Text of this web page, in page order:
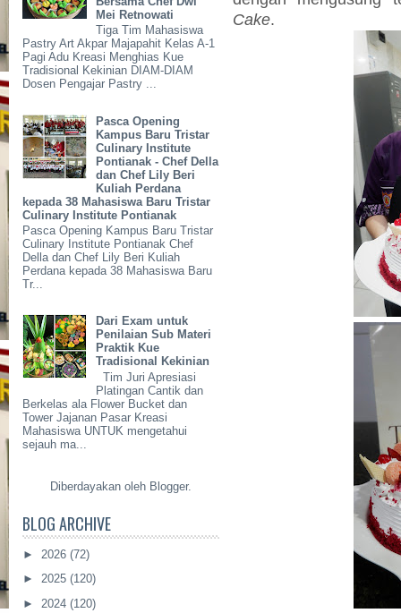
Mei Retnowati
Tiga Tim Mahasiswa
Pastry Art Akpar Majapahit Kelas A-1
Pagi Adu Kreasi Menghias Kue
Tradisional Kekinian DIAM-DIAM
Dosen Pengajar Pastry ...
Pasca Opening
Kampus Baru Tristar
Culinary Institute
Pontianak - Chef Della
dan Chef Lily Beri
Kuliah Perdana
kepada 38 Mahasiswa Baru Tristar
Culinary Institute Pontianak
Pasca Opening Kampus Baru Tristar
Culinary Institute Pontianak Chef
Della dan Chef Lily Beri Kuliah
Perdana kepada 38 Mahasiswa Baru
Tr...
Dari Exam untuk
Penilaian Sub Materi
Praktik Kue
Tradisional Kekinian
Tim Juri Apresiasi
Platingan Cantik dan
Berkelas ala Flower Bucket dan
Tower Jajanan Pasar Kreasi
Mahasiswa UNTUK mengetahui
sejauh ma...
Diberdayakan oleh Blogger.
BLOG ARCHIVE
► 2026 (72)
► 2025 (120)
► 2024 (120)
Cake.